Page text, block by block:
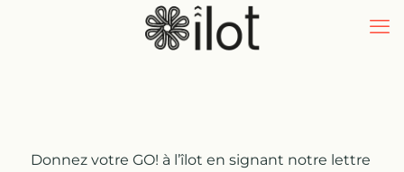
Donnez votre GO! à l’îlot en signant notre lettre